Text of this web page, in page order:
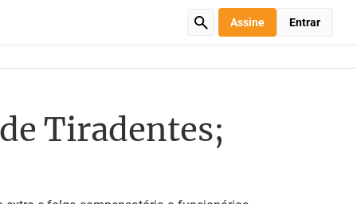
Assine Entrar
Tiradentes;